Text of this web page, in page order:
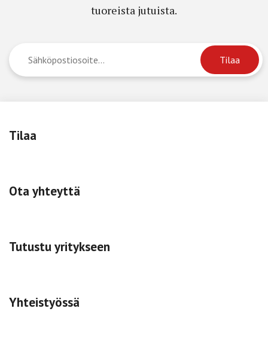
tuoreista jutuista.
Tilaa
Ota yhteyttä
Tutustu yritykseen
Yhteistyössä